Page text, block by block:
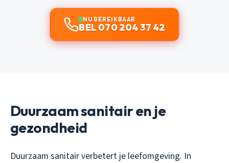
NU BEREIKBAAR
BEL 070 204 37 42
Duurzaam sanitair en je
gezondheid
Duurzaam sanitair verbetert je leefomgeving. In